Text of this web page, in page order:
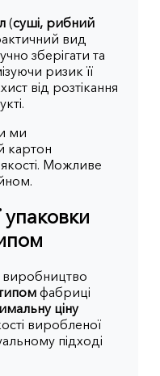
(суші, рибний
вид
зберігати та
ризик її
від розтікання
ми
картон
Можливе
фабриці
ціну
виробленої
підході